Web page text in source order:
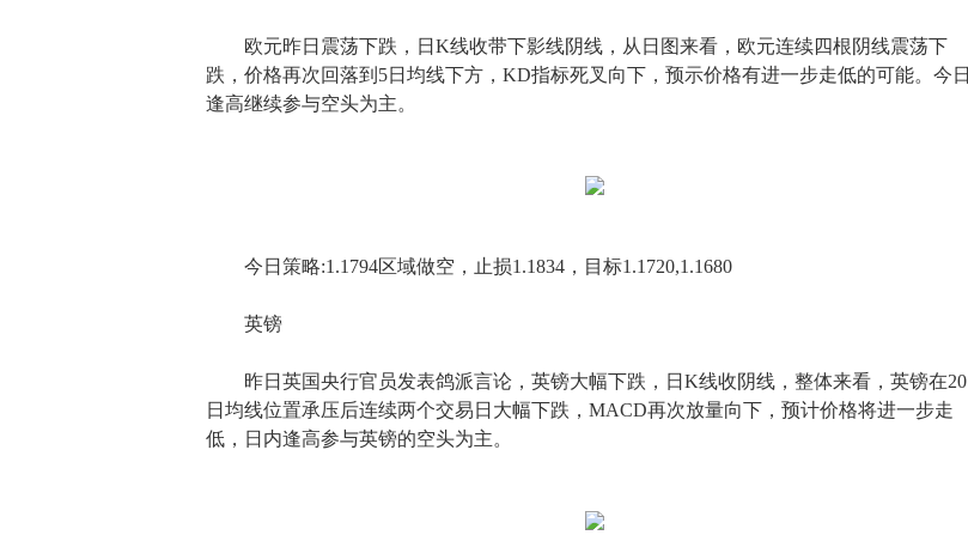
欧元昨日震荡下跌，日K线收带下影线阴线，从日图来看，欧元连续四根阴线震荡下
跌，价格再次回落到5日均线下方，KD指标死叉向下，预示价格有进一步走低的可能。今日
逢高继续参与空头为主。
今日策略:1.1794区域做空，止损1.1834，目标1.1720,1.1680
英镑
昨日英国央行官员发表鸽派言论，英镑大幅下跌，日K线收阴线，整体来看，英镑在20
日均线位置承压后连续两个交易日大幅下跌，MACD再次放量向下，预计价格将进一步走
低，日内逢高参与英镑的空头为主。